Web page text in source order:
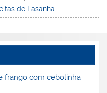
o
M
ai
l
e
de Lasanha
frango com cebolinha